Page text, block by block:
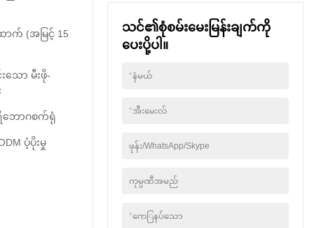
က် (အမြင့် 15
သော မီးဖို-
ရိဘောဂစက်ရုံ
ပံ့ပိုးမှု
သင်၏စုံစမ်းမေးမြန်းချက်ကို
ပေးပို့ပါ။
*နံမယ်
*အီးမေးလ်
ဖုန်း/WhatsApp/Skype
ကုမ္ပဏီအမည်
*ကေြနပ်သော